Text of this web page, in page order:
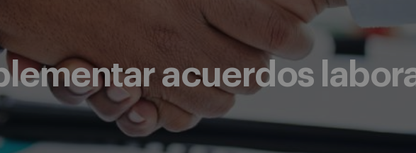
acuerdos